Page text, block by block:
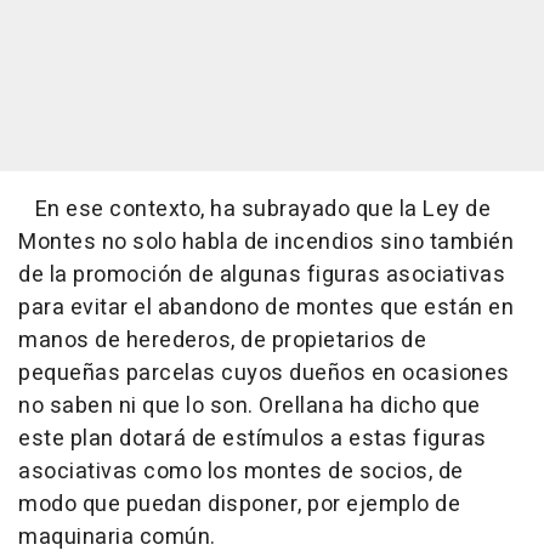
En ese contexto, ha subrayado que la Ley de
Montes no solo habla de incendios sino también
de la promoción de algunas figuras asociativas
para evitar el abandono de montes que están en
manos de herederos, de propietarios de
pequeñas parcelas cuyos dueños en ocasiones
no saben ni que lo son. Orellana ha dicho que
este plan dotará de estímulos a estas figuras
asociativas como los montes de socios, de
modo que puedan disponer, por ejemplo de
maquinaria común.